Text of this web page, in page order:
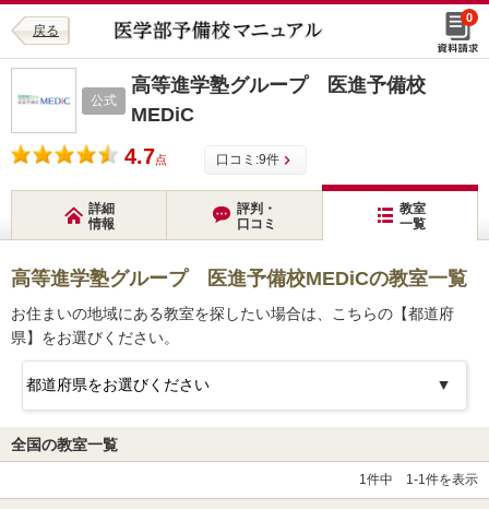
戻る
0
公式
高等進学塾グループ 医進予備校
MEDiC
4.7点 口コミ:9件
詳細
情報
評判・
口コミ
教室
一覧
高等進学塾グループ 医進予備校MEDiCの教室一覧
お住まいの地域にある教室を探したい場合は、こちらの【都道府
県】をお選びください。
全国の教室一覧
1件中 1-1件を表示